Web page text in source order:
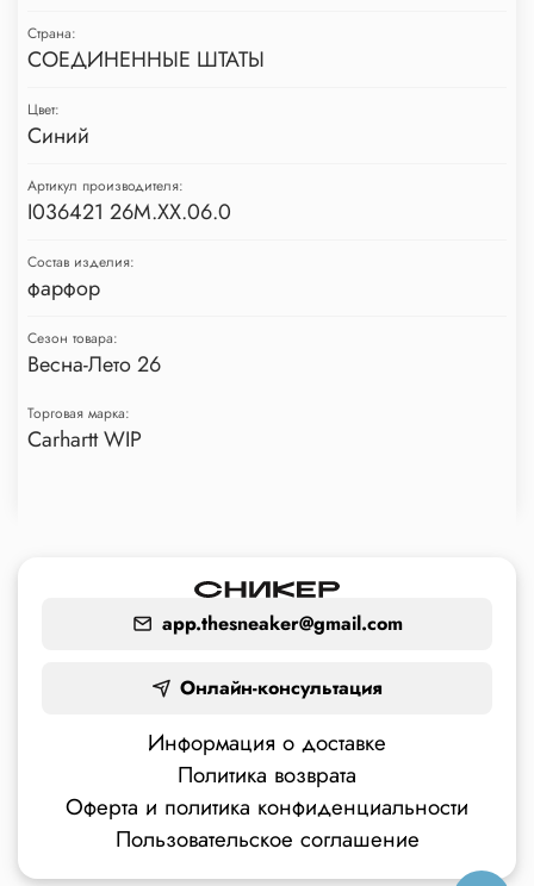
Страна:
СОЕДИНЕННЫЕ ШТАТЫ
Цвет:
Синий
Артикул производителя:
I036421 26M.XX.06.0
Состав изделия:
фарфор
Сезон товара:
Весна-Лето 26
Торговая марка:
Carhartt WIP
app.thesneaker@gmail.com
Онлайн-консультация
Информация о доставке
Политика возврата
Оферта и политика конфиденциальности
Пользовательское соглашение